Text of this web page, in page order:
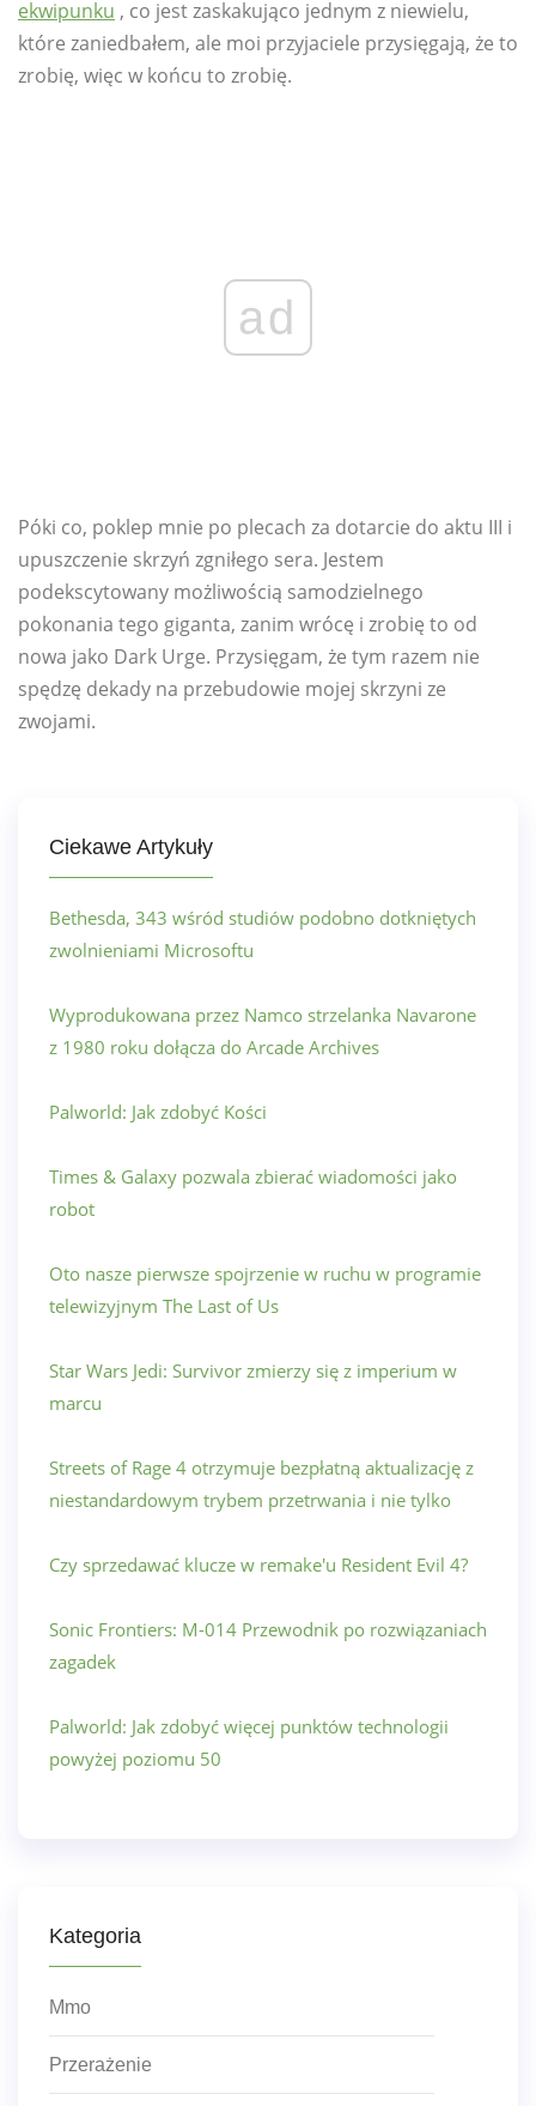
ekwipunku , co jest zaskakująco jednym z niewielu,
które zaniedbałem, ale moi przyjaciele przysięgają, że to
zrobię, więc w końcu to zrobię.
ad
Póki co, poklep mnie po plecach za dotarcie do aktu III i
upuszczenie skrzyń zgniłego sera. Jestem
podekscytowany możliwością samodzielnego
pokonania tego giganta, zanim wrócę i zrobię to od
nowa jako Dark Urge. Przysięgam, że tym razem nie
spędzę dekady na przebudowie mojej skrzyni ze
zwojami.
Ciekawe Artykuły
Bethesda, 343 wśród studiów podobno dotkniętych
zwolnieniami Microsoftu
Wyprodukowana przez Namco strzelanka Navarone
z 1980 roku dołącza do Arcade Archives
Palworld: Jak zdobyć Kości
Times & Galaxy pozwala zbierać wiadomości jako
robot
Oto nasze pierwsze spojrzenie w ruchu w programie
telewizyjnym The Last of Us
Star Wars Jedi: Survivor zmierzy się z imperium w
marcu
Streets of Rage 4 otrzymuje bezpłatną aktualizację z
niestandardowym trybem przetrwania i nie tylko
Czy sprzedawać klucze w remake'u Resident Evil 4?
Sonic Frontiers: M-014 Przewodnik po rozwiązaniach
zagadek
Palworld: Jak zdobyć więcej punktów technologii
powyżej poziomu 50
Kategoria
Mmo
Przerażenie